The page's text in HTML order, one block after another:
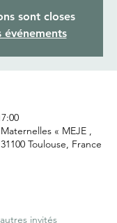
sont closes
événements
« MEJE ,
Toulouse, France
invités